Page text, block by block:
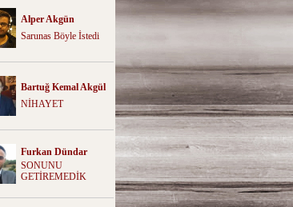
Alper Akgün
Sarunas Böyle İstedi
Bartuğ Kemal Akgül
NİHAYET
Furkan Dündar
SONUNU
GETİREMEDİK